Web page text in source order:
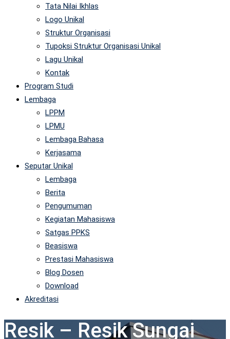
Tata Nilai Ikhlas
Logo Unikal
Struktur Organisasi
Tupoksi Struktur Organisasi Unikal
Lagu Unikal
Kontak
Program Studi
Lembaga
LPPM
LPMU
Lembaga Bahasa
Kerjasama
Seputar Unikal
Lembaga
Berita
Pengumuman
Kegiatan Mahasiswa
Satgas PPKS
Beasiswa
Prestasi Mahasiswa
Blog Dosen
Download
Akreditasi
Resik – Resik Sungai